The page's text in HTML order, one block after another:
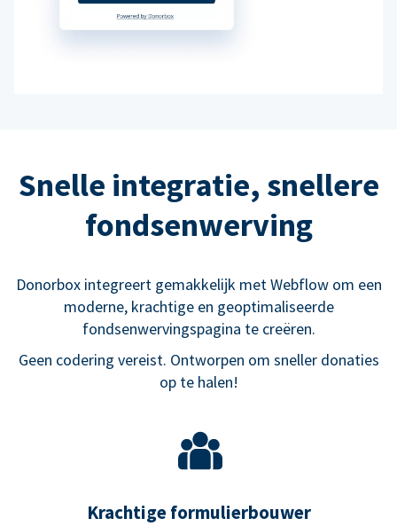
Snelle integratie, snellere
fondsenwerving
Donorbox integreert gemakkelijk met Webflow om een
moderne, krachtige en geoptimaliseerde
fondsenwervingspagina te creëren.
Geen codering vereist. Ontworpen om sneller donaties
op te halen!
Krachtige formulierbouwer